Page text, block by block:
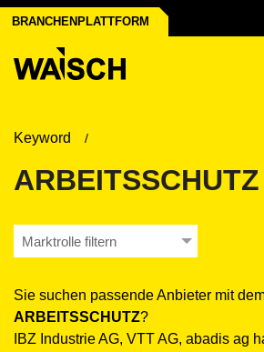
BRANCHENPLATTFORM
Keyword
ARBEITSSCHUTZ
Marktrolle filtern
Sie suchen passende Anbieter mit
ARBEITSSCHUTZ?
IBZ Industrie AG, VTT AG, abadis ag